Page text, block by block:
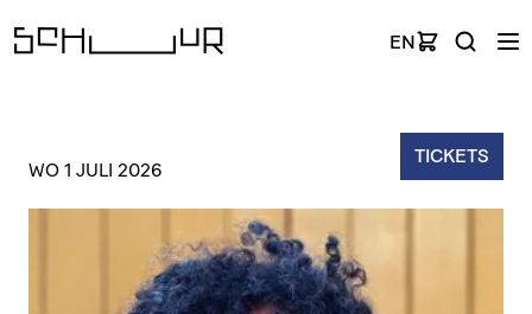
EN
TICKETS
WO 1 JULI 2026